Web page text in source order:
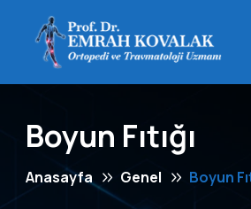
Boyun Fıtığı
Anasayfa Genel Boyun